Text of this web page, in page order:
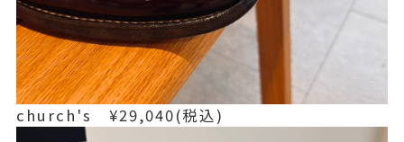
church's ¥29,040(税込)